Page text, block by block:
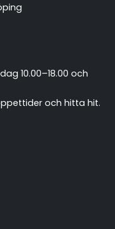
10.00–18.00 och
och hitta hit.